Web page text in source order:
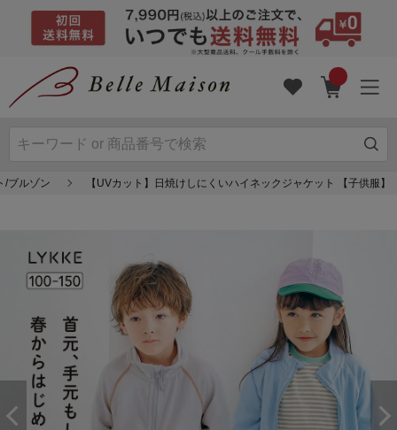
/ブルゾン 【UVカット】日焼けしにくいハイネックジャケット 【子供服】